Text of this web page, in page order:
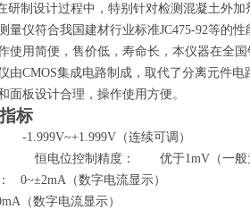
研制设计过程中，特别针对检测混凝土外
量仪符合我国建材行业标准JC475-92等的性
使用简便，售价低，寿命长，本仪器在全
由CMOS集成电路制成，取代了分离元件
面板设计合理，操作使用方便。
标
-1.999V~+1.999V （连续可调）
恒电位控制精度：
优于1mV （一
0~±2mA （数字电流显示）
（数字电流显示）